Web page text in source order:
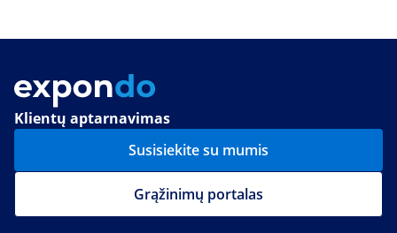
Klientų aptarnavimas
Susisiekite su mumis
Grąžinimų portalas